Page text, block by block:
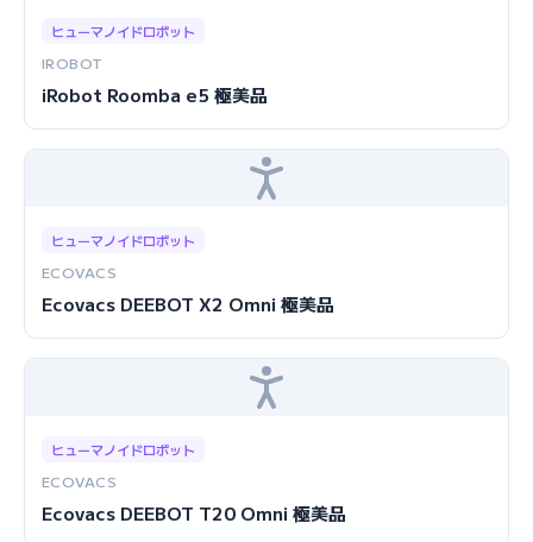
ヒューマノイドロボット
IROBOT
iRobot Roomba e5 極美品
ヒューマノイドロボット
ECOVACS
Ecovacs DEEBOT X2 Omni 極美品
ヒューマノイドロボット
ECOVACS
Ecovacs DEEBOT T20 Omni 極美品